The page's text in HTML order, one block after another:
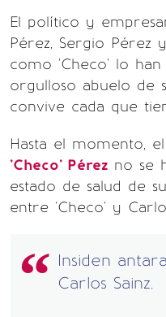
El político y
Pérez, Sergio Pérez
como 'Checo' lo
orgulloso abuelo de
convive cada que
Hasta el momento,
'Checo' Pérez no se
estado de salud de
entre 'Checo' y
Insiden
Carlos Sainz.